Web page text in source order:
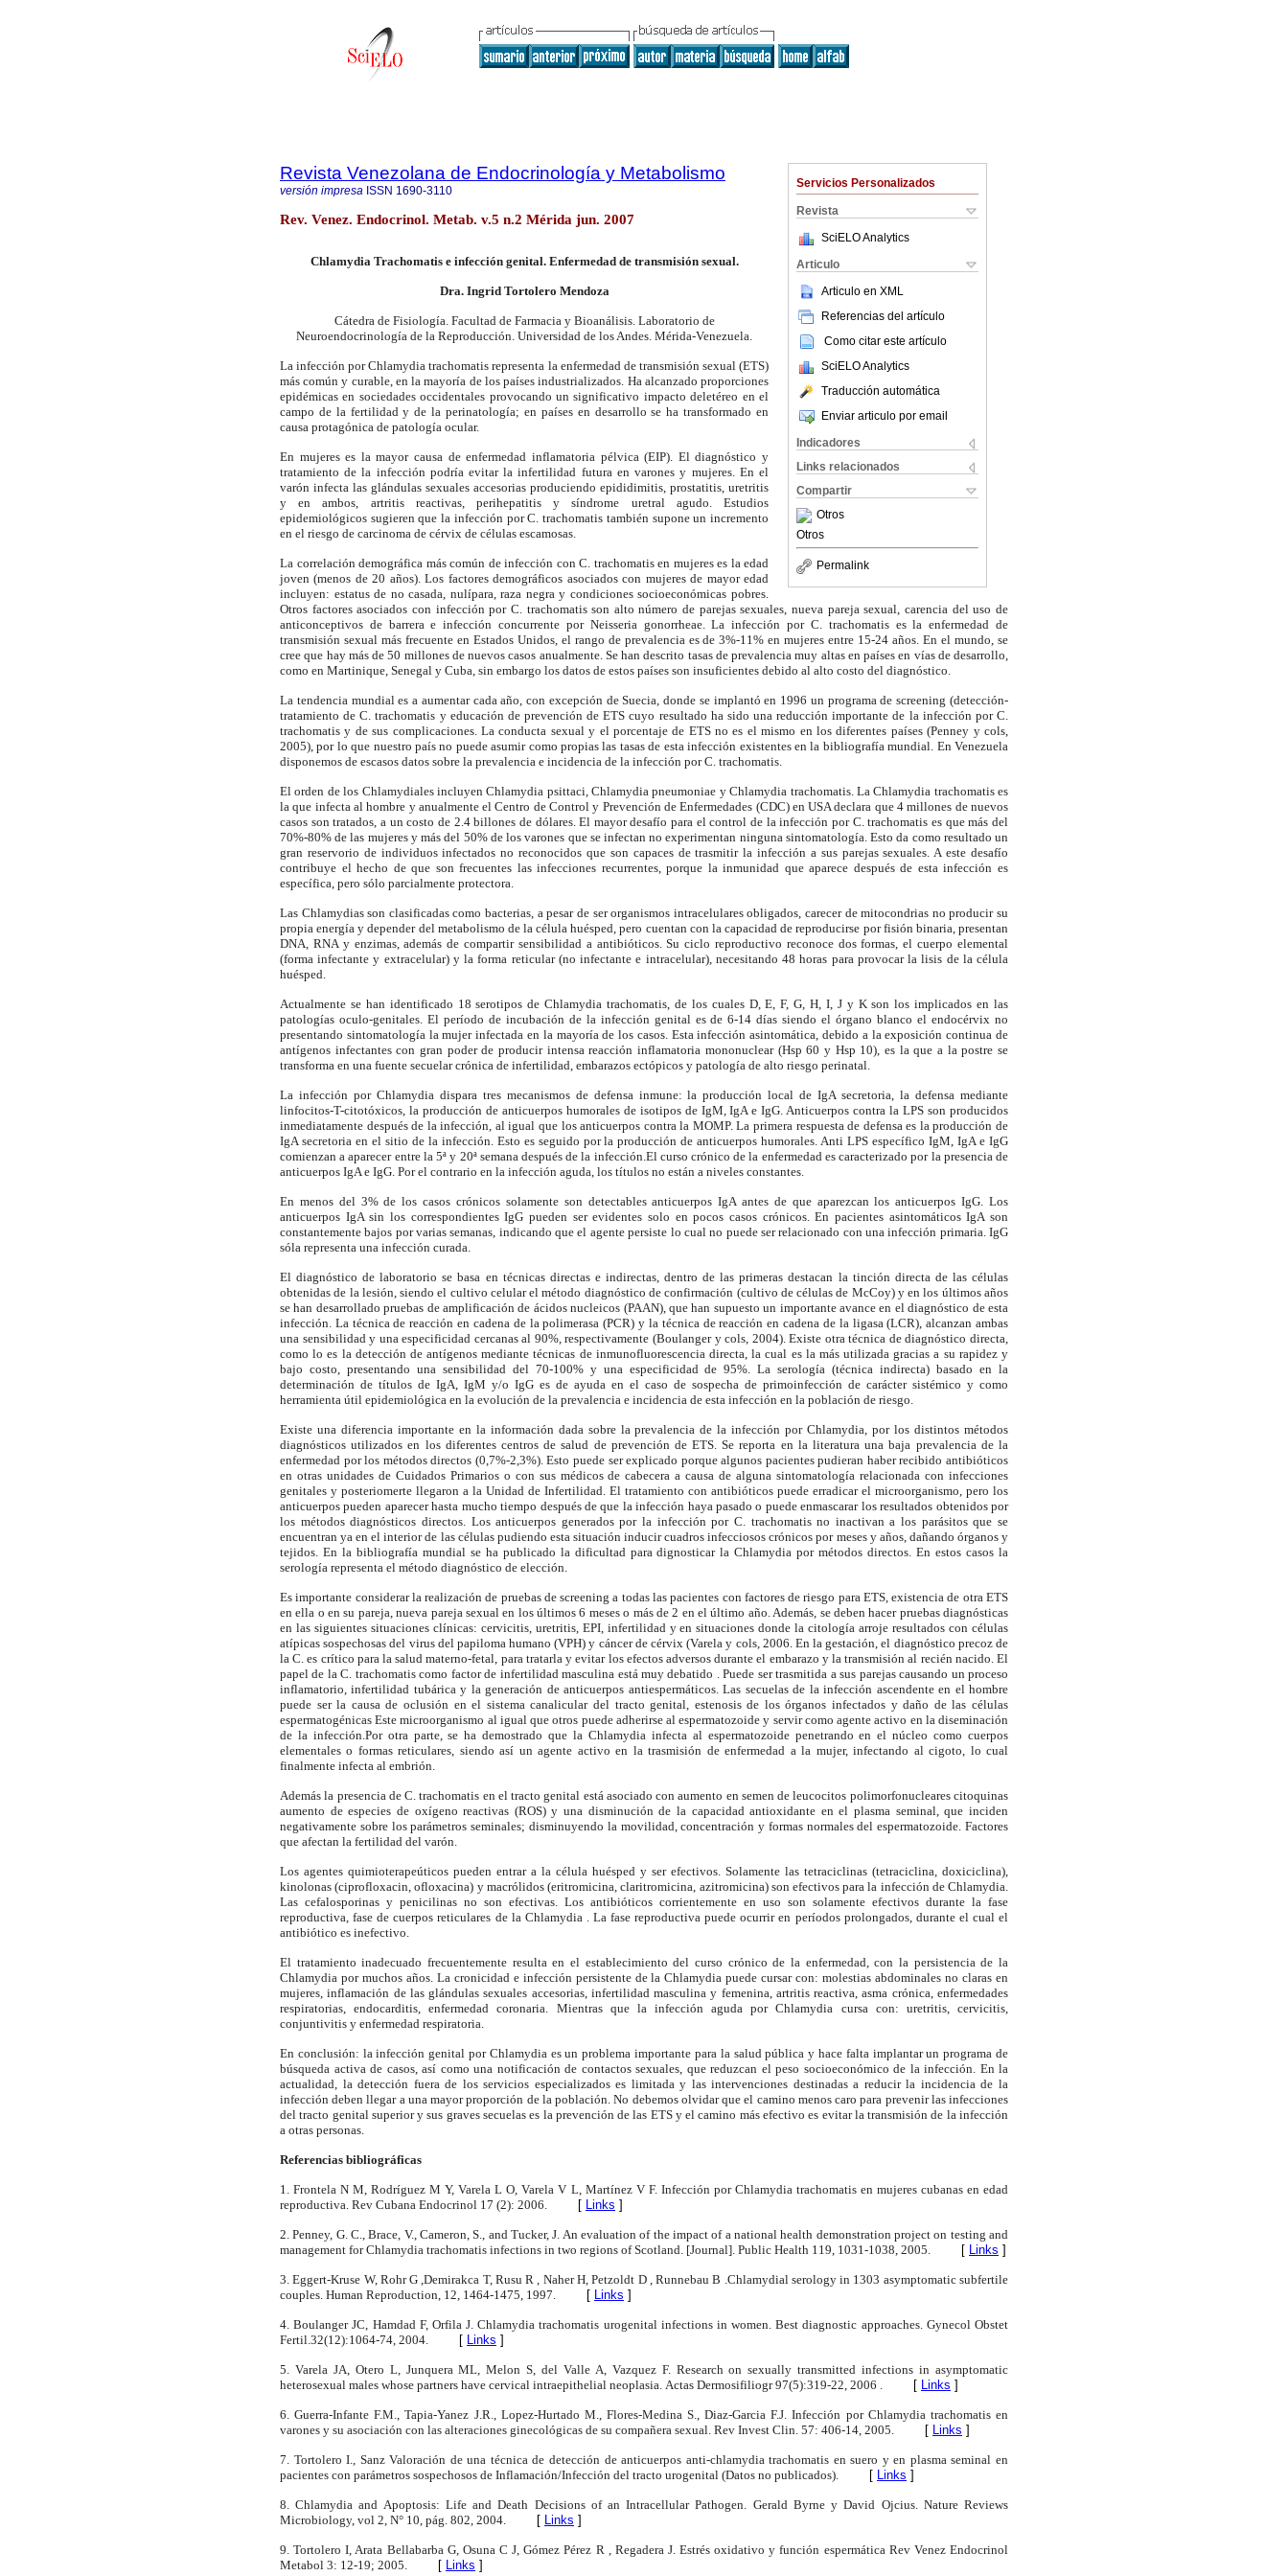
Servicios Personalizados
Revista
SciELO Analytics
Articulo
Articulo en XML
Referencias del artículo
Como citar este artículo
SciELO Analytics
Traducción automática
Enviar articulo por email
Indicadores
Links relacionados
Compartir
Otros
Otros
Permalink
Revista Venezolana de Endocrinología y Metabolismo
versión impresa ISSN 1690-3110
Rev. Venez. Endocrinol. Metab. v.5 n.2 Mérida jun. 2007
Chlamydia Trachomatis e infección genital. Enfermedad de transmisión sexual.
Dra. Ingrid Tortolero Mendoza
Cátedra de Fisiología. Facultad de Farmacia y Bioanálisis. Laboratorio de
Neuroendocrinología de la Reproducción. Universidad de los Andes. Mérida-Venezuela.
La infección por Chlamydia trachomatis representa la enfermedad de transmisión sexual (ETS)
más común y curable, en la mayoría de los países industrializados. Ha alcanzado proporciones
epidémicas en sociedades occidentales provocando un significativo impacto deletéreo en el
campo de la fertilidad y de la perinatología; en países en desarrollo se ha transformado en
causa protagónica de patología ocular.
En mujeres es la mayor causa de enfermedad inflamatoria pélvica (EIP). El diagnóstico y
tratamiento de la infección podría evitar la infertilidad futura en varones y mujeres. En el
varón infecta las glándulas sexuales accesorias produciendo epididimitis, prostatitis, uretritis
y en ambos, artritis reactivas, perihepatitis y síndrome uretral agudo. Estudios
epidemiológicos sugieren que la infección por C. trachomatis también supone un incremento
en el riesgo de carcinoma de cérvix de células escamosas.
La correlación demográfica más común de infección con C. trachomatis en mujeres es la edad
joven (menos de 20 años). Los factores demográficos asociados con mujeres de mayor edad
incluyen: estatus de no casada, nulípara, raza negra y condiciones socioeconómicas pobres.
Otros factores asociados con infección por C. trachomatis son alto número de parejas sexuales, nueva pareja sexual, carencia del uso de
anticonceptivos de barrera e infección concurrente por Neisseria gonorrheae. La infección por C. trachomatis es la enfermedad de
transmisión sexual más frecuente en Estados Unidos, el rango de prevalencia es de 3%-11% en mujeres entre 15-24 años. En el mundo, se
cree que hay más de 50 millones de nuevos casos anualmente. Se han descrito tasas de prevalencia muy altas en países en vías de desarrollo,
como en Martinique, Senegal y Cuba, sin embargo los datos de estos países son insuficientes debido al alto costo del diagnóstico.
La tendencia mundial es a aumentar cada año, con excepción de Suecia, donde se implantó en 1996 un programa de screening (detección-
tratamiento de C. trachomatis y educación de prevención de ETS cuyo resultado ha sido una reducción importante de la infección por C.
trachomatis y de sus complicaciones. La conducta sexual y el porcentaje de ETS no es el mismo en los diferentes países (Penney y cols,
2005), por lo que nuestro país no puede asumir como propias las tasas de esta infección existentes en la bibliografía mundial. En Venezuela
disponemos de escasos datos sobre la prevalencia e incidencia de la infección por C. trachomatis.
El orden de los Chlamydiales incluyen Chlamydia psittaci, Chlamydia pneumoniae y Chlamydia trachomatis. La Chlamydia trachomatis es
la que infecta al hombre y anualmente el Centro de Control y Prevención de Enfermedades (CDC) en USA declara que 4 millones de nuevos
casos son tratados, a un costo de 2.4 billones de dólares. El mayor desafío para el control de la infección por C. trachomatis es que más del
70%-80% de las mujeres y más del 50% de los varones que se infectan no experimentan ninguna sintomatología. Esto da como resultado un
gran reservorio de individuos infectados no reconocidos que son capaces de trasmitir la infección a sus parejas sexuales. A este desafío
contribuye el hecho de que son frecuentes las infecciones recurrentes, porque la inmunidad que aparece después de esta infección es
específica, pero sólo parcialmente protectora.
Las Chlamydias son clasificadas como bacterias, a pesar de ser organismos intracelulares obligados, carecer de mitocondrias no producir su
propia energía y depender del metabolismo de la célula huésped, pero cuentan con la capacidad de reproducirse por fisión binaria, presentan
DNA, RNA y enzimas, además de compartir sensibilidad a antibióticos. Su ciclo reproductivo reconoce dos formas, el cuerpo elemental
(forma infectante y extracelular) y la forma reticular (no infectante e intracelular), necesitando 48 horas para provocar la lisis de la célula
huésped.
Actualmente se han identificado 18 serotipos de Chlamydia trachomatis, de los cuales D, E, F, G, H, I, J y K son los implicados en las
patologías oculo-genitales. El período de incubación de la infección genital es de 6-14 días siendo el órgano blanco el endocérvix no
presentando sintomatología la mujer infectada en la mayoría de los casos. Esta infección asintomática, debido a la exposición continua de
antígenos infectantes con gran poder de producir intensa reacción inflamatoria mononuclear (Hsp 60 y Hsp 10), es la que a la postre se
transforma en una fuente secuelar crónica de infertilidad, embarazos ectópicos y patología de alto riesgo perinatal.
La infección por Chlamydia dispara tres mecanismos de defensa inmune: la producción local de IgA secretoria, la defensa mediante
linfocitos-T-citotóxicos, la producción de anticuerpos humorales de isotipos de IgM, IgA e IgG. Anticuerpos contra la LPS son producidos
inmediatamente después de la infección, al igual que los anticuerpos contra la MOMP. La primera respuesta de defensa es la producción de
IgA secretoria en el sitio de la infección. Esto es seguido por la producción de anticuerpos humorales. Anti LPS específico IgM, IgA e IgG
comienzan a aparecer entre la 5ª y 20ª semana después de la infección.El curso crónico de la enfermedad es caracterizado por la presencia de
anticuerpos IgA e IgG. Por el contrario en la infección aguda, los títulos no están a niveles constantes.
En menos del 3% de los casos crónicos solamente son detectables anticuerpos IgA antes de que aparezcan los anticuerpos IgG. Los
anticuerpos IgA sin los correspondientes IgG pueden ser evidentes solo en pocos casos crónicos. En pacientes asintomáticos IgA son
constantemente bajos por varias semanas, indicando que el agente persiste lo cual no puede ser relacionado con una infección primaria. IgG
sóla representa una infección curada.
El diagnóstico de laboratorio se basa en técnicas directas e indirectas, dentro de las primeras destacan la tinción directa de las células
obtenidas de la lesión, siendo el cultivo celular el método diagnóstico de confirmación (cultivo de células de McCoy) y en los últimos años
se han desarrollado pruebas de amplificación de ácidos nucleicos (PAAN), que han supuesto un importante avance en el diagnóstico de esta
infección. La técnica de reacción en cadena de la polimerasa (PCR) y la técnica de reacción en cadena de la ligasa (LCR), alcanzan ambas
una sensibilidad y una especificidad cercanas al 90%, respectivamente (Boulanger y cols, 2004). Existe otra técnica de diagnóstico directa,
como lo es la detección de antígenos mediante técnicas de inmunofluorescencia directa, la cual es la más utilizada gracias a su rapidez y
bajo costo, presentando una sensibilidad del 70-100% y una especificidad de 95%. La serología (técnica indirecta) basado en la
determinación de títulos de IgA, IgM y/o IgG es de ayuda en el caso de sospecha de primoinfección de carácter sistémico y como
herramienta útil epidemiológica en la evolución de la prevalencia e incidencia de esta infección en la población de riesgo.
Existe una diferencia importante en la información dada sobre la prevalencia de la infección por Chlamydia, por los distintos métodos
diagnósticos utilizados en los diferentes centros de salud de prevención de ETS. Se reporta en la literatura una baja prevalencia de la
enfermedad por los métodos directos (0,7%-2,3%). Esto puede ser explicado porque algunos pacientes pudieran haber recibido antibióticos
en otras unidades de Cuidados Primarios o con sus médicos de cabecera a causa de alguna sintomatología relacionada con infecciones
genitales y posteriomerte llegaron a la Unidad de Infertilidad. El tratamiento con antibióticos puede erradicar el microorganismo, pero los
anticuerpos pueden aparecer hasta mucho tiempo después de que la infección haya pasado o puede enmascarar los resultados obtenidos por
los métodos diagnósticos directos. Los anticuerpos generados por la infección por C. trachomatis no inactivan a los parásitos que se
encuentran ya en el interior de las células pudiendo esta situación inducir cuadros infecciosos crónicos por meses y años, dañando órganos y
tejidos. En la bibliografía mundial se ha publicado la dificultad para dignosticar la Chlamydia por métodos directos. En estos casos la
serología representa el método diagnóstico de elección.
Es importante considerar la realización de pruebas de screening a todas las pacientes con factores de riesgo para ETS, existencia de otra ETS
en ella o en su pareja, nueva pareja sexual en los últimos 6 meses o más de 2 en el último año. Además, se deben hacer pruebas diagnósticas
en las siguientes situaciones clínicas: cervicitis, uretritis, EPI, infertilidad y en situaciones donde la citología arroje resultados con células
atípicas sospechosas del virus del papiloma humano (VPH) y cáncer de cérvix (Varela y cols, 2006. En la gestación, el diagnóstico precoz de
la C. es crítico para la salud materno-fetal, para tratarla y evitar los efectos adversos durante el embarazo y la transmisión al recién nacido. El
papel de la C. trachomatis como factor de infertilidad masculina está muy debatido . Puede ser trasmitida a sus parejas causando un proceso
inflamatorio, infertilidad tubárica y la generación de anticuerpos antiespermáticos. Las secuelas de la infección ascendente en el hombre
puede ser la causa de oclusión en el sistema canalicular del tracto genital, estenosis de los órganos infectados y daño de las células
espermatogénicas Este microorganismo al igual que otros puede adherirse al espermatozoide y servir como agente activo en la diseminación
de la infección.Por otra parte, se ha demostrado que la Chlamydia infecta al espermatozoide penetrando en el núcleo como cuerpos
elementales o formas reticulares, siendo así un agente activo en la trasmisión de enfermedad a la mujer, infectando al cigoto, lo cual
finalmente infecta al embrión.
Además la presencia de C. trachomatis en el tracto genital está asociado con aumento en semen de leucocitos polimorfonucleares citoquinas
aumento de especies de oxígeno reactivas (ROS) y una disminución de la capacidad antioxidante en el plasma seminal, que inciden
negativamente sobre los parámetros seminales; disminuyendo la movilidad, concentración y formas normales del espermatozoide. Factores
que afectan la fertilidad del varón.
Los agentes quimioterapeúticos pueden entrar a la célula huésped y ser efectivos. Solamente las tetraciclinas (tetraciclina, doxiciclina),
kinolonas (ciprofloxacin, ofloxacina) y macrólidos (eritromicina, claritromicina, azitromicina) son efectivos para la infección de Chlamydia.
Las cefalosporinas y penicilinas no son efectivas. Los antibióticos corrientemente en uso son solamente efectivos durante la fase
reproductiva, fase de cuerpos reticulares de la Chlamydia . La fase reproductiva puede ocurrir en períodos prolongados, durante el cual el
antibiótico es inefectivo.
El tratamiento inadecuado frecuentemente resulta en el establecimiento del curso crónico de la enfermedad, con la persistencia de la
Chlamydia por muchos años. La cronicidad e infección persistente de la Chlamydia puede cursar con: molestias abdominales no claras en
mujeres, inflamación de las glándulas sexuales accesorias, infertilidad masculina y femenina, artritis reactiva, asma crónica, enfermedades
respiratorias, endocarditis, enfermedad coronaria. Mientras que la infección aguda por Chlamydia cursa con: uretritis, cervicitis,
conjuntivitis y enfermedad respiratoria.
En conclusión: la infección genital por Chlamydia es un problema importante para la salud pública y hace falta implantar un programa de
búsqueda activa de casos, así como una notificación de contactos sexuales, que reduzcan el peso socioeconómico de la infección. En la
actualidad, la detección fuera de los servicios especializados es limitada y las intervenciones destinadas a reducir la incidencia de la
infección deben llegar a una mayor proporción de la población. No debemos olvidar que el camino menos caro para prevenir las infecciones
del tracto genital superior y sus graves secuelas es la prevención de las ETS y el camino más efectivo es evitar la transmisión de la infección
a otras personas.
Referencias bibliográficas
1. Frontela N M, Rodríguez M Y, Varela L O, Varela V L, Martínez V F. Infección por Chlamydia trachomatis en mujeres cubanas en edad
reproductiva. Rev Cubana Endocrinol 17 (2): 2006. [ Links ]
2. Penney, G. C., Brace, V., Cameron, S., and Tucker, J. An evaluation of the impact of a national health demonstration project on testing and
management for Chlamydia trachomatis infections in two regions of Scotland. [Journal]. Public Health 119, 1031-1038, 2005.
[ Links ]
3. Eggert-Kruse W, Rohr G ,Demirakca T, Rusu R , Naher H, Petzoldt D , Runnebau B .Chlamydial serology in 1303 asymptomatic subfertile
couples. Human Reproduction, 12, 1464-1475, 1997.
[ Links ]
4. Boulanger JC, Hamdad F, Orfila J. Chlamydia trachomatis urogenital infections in women. Best diagnostic approaches. Gynecol Obstet
Fertil.32(12):1064-74, 2004.
[ Links ]
5. Varela JA, Otero L, Junquera ML, Melon S, del Valle A, Vazquez F. Research on sexually transmitted infections in asymptomatic
heterosexual males whose partners have cervical intraepithelial neoplasia. Actas Dermosifiliogr 97(5):319-22, 2006 . [ Links ]
6. Guerra-Infante F.M., Tapia-Yanez J.R., Lopez-Hurtado M., Flores-Medina S., Diaz-Garcia F.J. Infección por Chlamydia trachomatis en
varones y su asociación con las alteraciones ginecológicas de su compañera sexual. Rev Invest Clin. 57: 406-14, 2005.
[ Links ]
7. Tortolero I., Sanz Valoración de una técnica de detección de anticuerpos anti-chlamydia trachomatis en suero y en plasma seminal en
pacientes con parámetros sospechosos de Inflamación/Infección del tracto urogenital (Datos no publicados).
[ Links ]
8. Chlamydia and Apoptosis: Life and Death Decisions of an Intracellular Pathogen. Gerald Byrne y David Ojcius. Nature Reviews
Microbiology, vol 2, N° 10, pág. 802, 2004.
[ Links ]
9. Tortolero I, Arata Bellabarba G, Osuna C J, Gómez Pérez R , Regadera J. Estrés oxidativo y función espermática Rev Venez Endocrinol
Metabol 3: 12-19; 2005.
[ Links ]